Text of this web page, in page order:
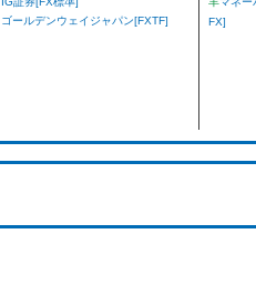
ゴールデンウェイジャパン[FXTF]
FX]